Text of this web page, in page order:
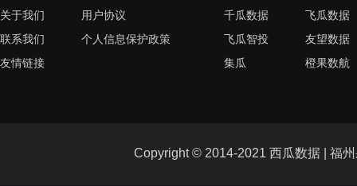
关于我们
联系我们
友情链接
用户协议
个人信息保护政策
千瓜数据
飞瓜智投
集瓜
飞瓜数据
友望数据
橙果数航
Copyright © 2014-2021 西瓜数据 | 福